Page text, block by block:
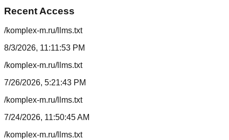
Recent Access
/komplex-m.ru/llms.txt
8/3/2026, 11:11:53 PM
/komplex-m.ru/llms.txt
7/26/2026, 5:21:43 PM
/komplex-m.ru/llms.txt
7/24/2026, 11:50:45 AM
/komplex-m.ru/llms.txt